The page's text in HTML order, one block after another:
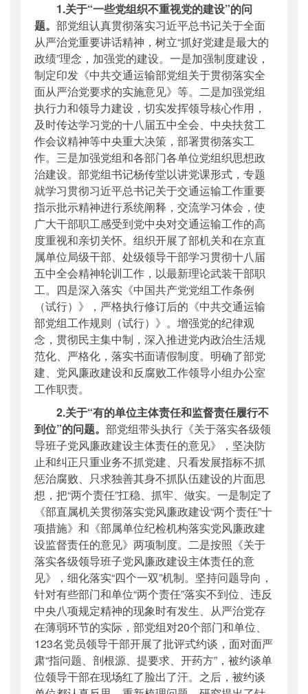
1.关于“一些党组织不重视党的建设”的问
题。 部党组认真贯彻落实习近平总书记关于全面
从严治党重要讲话精神，树立“抓好党建是最大的
政绩”理念，加强党的建设。一是加强制度建设，
制定印发《中共交通运输部党组关于贯彻落实全
面从严治党要求的实施意见》等。二是加强党组
执行力和领导力建设，切实发挥领导核心作用，
及时传达学习党的十八届五中全会、中央扶贫工
作会议精神等中央重大决策，部署贯彻落实工
作。三是加强党组和各部门各单位党组织思想政
治建设。部党组书记杨传堂以讲党课形式，专题
就学习贯彻习近平总书记关于交通运输工作重要
指示批示精神进行系统阐释，交流学习体会，使
广大干部职工感受到党中央对交通运输工作的高
度重视和亲切关怀。组织开展了部机关和在京直
属单位局级干部、处级领导干部学习贯彻十八届
五中全会精神轮训工作，以最新理论武装干部职
工。四是深入落实《中国共产党党组工作条例
（试行）》，严格执行修订后的《中共交通运输
部党组工作规则（试行）》。增强党的纪律观
念，贯彻民主集中制，深入推进党内政治生活规
范化、严格化，落实书面请假制度。明确了部党
建、党风廉政建设和反腐败工作领导小组办公室
工作职责。
2.关于“有的单位主体责任和监督责任履行不
到位”的问题。 部党组带头执行《关于落实各级领
导班子党风廉政建设主体责任的意见》，坚决防
止和纠正只重业务不抓党建、只看发展指标不抓
惩治腐败、只求独善其身不抓队伍建设的片面思
想，把“两个责任”扛稳、抓牢、做实。一是制定了
《部直属机关贯彻落实党风廉政建设“两个责任”十
项措施》和《部属单位纪检机构落实党风廉政建
设监督责任的意见》两项制度。二是按照《关于
落实各级领导班子党风廉政建设主体责任的意
见》，细化落实“四个一双”机制。坚持问题导向，
针对有些部门和单位“两个责任”落实不到位、违反
中央八项规定精神的现象时有发生、从严治党存
在薄弱环节的实际，部党组对20个部门和单位、
123名党员领导干部开展了批评式约谈，面对面严
肃“指问题、剖根源、提要求、开药方”，被约谈单
位领导干部在现场红了脸出了汗。之后，被约谈